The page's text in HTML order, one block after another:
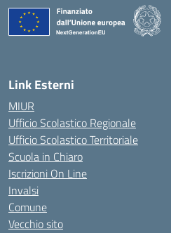
Link Esterni
MIUR
Ufficio Scolastico Regionale
Ufficio Scolastico Territoriale
Scuola in Chiaro
Iscrizioni On Line
Invalsi
Comune
Vecchio sito